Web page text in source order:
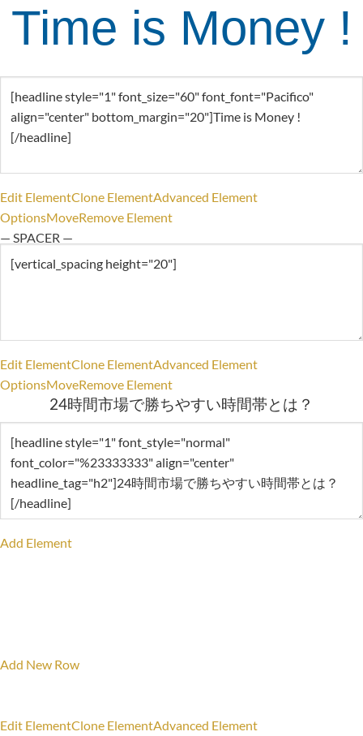
Time is Money !
Edit ElementClone ElementAdvanced Element
OptionsMoveRemove Element
— SPACER —
Edit ElementClone ElementAdvanced Element
OptionsMoveRemove Element
24時間市場で勝ちやすい時間帯とは？
Add Element
Add New Row
Edit ElementClone ElementAdvanced Element